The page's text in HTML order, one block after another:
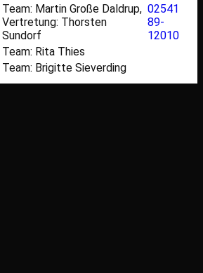
Team: Martin Große Daldrup,
Vertretung: Thorsten
Sundorf
02541
89-
12010
Team: Rita Thies
Team: Brigitte Sieverding